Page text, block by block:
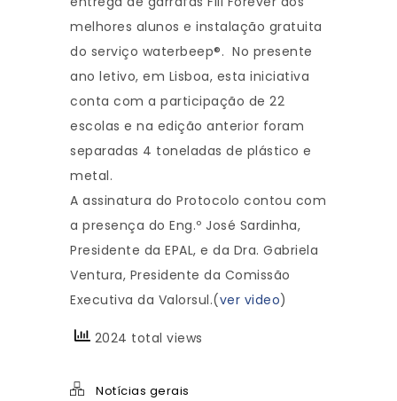
melhores alunos e instalação gratuita
do serviço waterbeep®. No presente
ano letivo, em Lisboa, esta iniciativa
conta com a participação de 22
escolas e na edição anterior foram
separadas 4 toneladas de plástico e
metal.
A assinatura do Protocolo contou com
a presença do Eng.º José Sardinha,
Presidente da EPAL, e da Dra. Gabriela
Ventura, Presidente da Comissão
Executiva da Valorsul.(ver video)
2024 total views
Notícias gerais